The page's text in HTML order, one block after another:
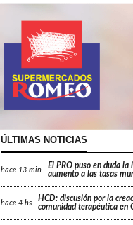
ÚLTIMAS NOTICIAS
hace 13 min
El PRO puso en duda
aumento a las tasas
hace 4 hs
HCD: discusión por la
comunidad terapéutica en